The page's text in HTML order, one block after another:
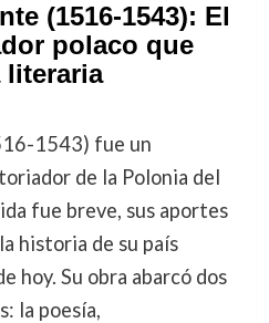
(1516-1543): El
polaco que
literaria
1543) fue un
de la Polonia del
fue breve, sus aportes
historia de su país
hoy. Su obra abarcó dos
la poesía,